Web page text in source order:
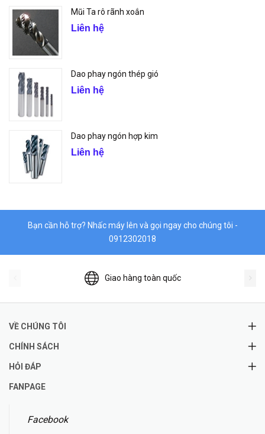
Mũi Ta rô rãnh xoắn
Liên hệ
Dao phay ngón thép gió
Liên hệ
Dao phay ngón hợp kim
Liên hệ
Bạn cần hỗ trợ? Nhấc máy lên và gọi ngay cho chúng tôi -
0912302018
Giao hàng toàn quốc
VỀ CHÚNG TÔI
CHÍNH SÁCH
HỎI ĐÁP
FANPAGE
Facebook